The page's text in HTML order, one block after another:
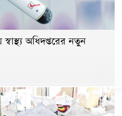
অধিদপ্তরের নতুন